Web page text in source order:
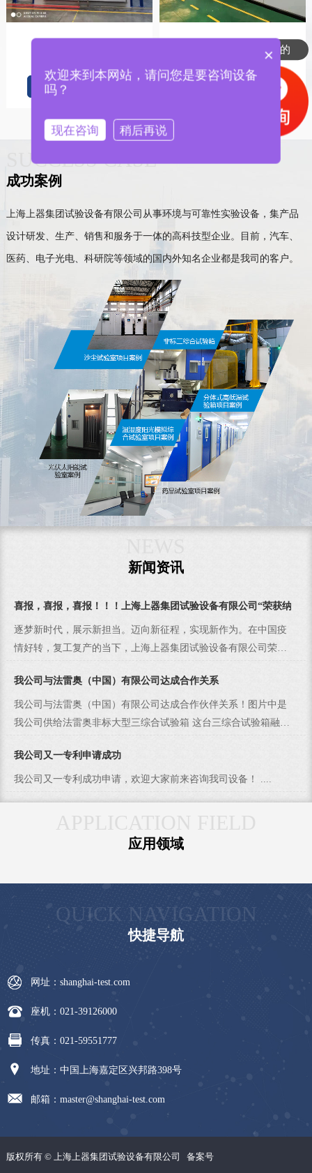
查看更多
步入式高低温试验室
SUCCESS CASE
成功案例
上海上器集团试验设备有限公司从事环境与可靠性实验设备，集产品
设计研发、生产、销售和服务于一体的高科技型企业。目前，汽车、
医药、电子光电、科研院等领域的国内外知名企业都是我司的客户。
新闻资讯
喜报，喜报，喜报！！！上海上器集团试验设备有限公司“荣获纳税
逐梦新时代，展示新担当。迈向新征程，实现新作为。在中国疫
情好转，复工复产的当下，上海上器集团试验设备有限公司荣获
上海古猗园经济城先进企业光荣册”。对于这份肯定和鼓励更加坚
定了我们企业发展的信心，永攀环试行业高峰的决心。....
我公司与法雷奥（中国）有限公司达成合作关系
我公司与法雷奥（中国）有限公司达成合作伙伴关系！图片中是
我公司供给法雷奥非标大型三综合试验箱 这台三综合试验箱融合
我公司又一专利申请成功
我公司又一专利成功申请，欢迎大家前来咨询我司设备！ ....
应用领域
QUICK NAVIGATION
快捷导航
网址：shanghai-test.com
座机：021-39126000
传真：021-59551777
地址：中国上海嘉定区兴邦路398号
邮箱：master@shanghai-test.com
版权所有 © 上海上器集团试验设备有限公司 备案号
是的
你们有**设备吗？
×
欢迎来到本网站，请问您是要咨询设备
吗？
现在咨询 稍后再说